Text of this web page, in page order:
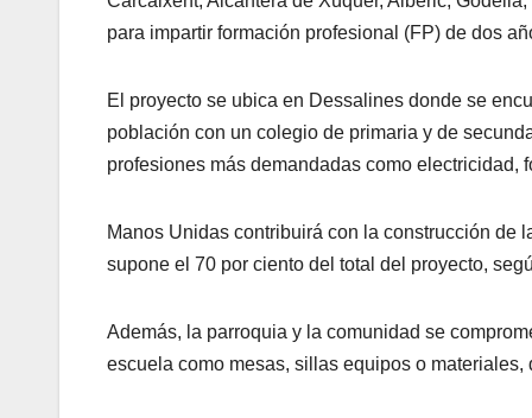
para impartir formación profesional (FP) de dos
El proyecto se ubica en Dessalines donde se
población con un colegio de primaria y de
profesiones más demandadas como electricidad,
Manos Unidas contribuirá con la construcción de
supone el 70 por ciento del total del proyecto,
Además, la parroquia y la comunidad se
escuela como mesas, sillas equipos o